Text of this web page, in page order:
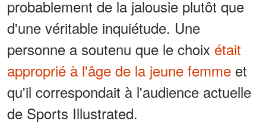
probablement de la jalousie plutôt que
d'une véritable inquiétude. Une
personne a soutenu que le choix était
approprié à l'âge de la jeune femme et
qu'il correspondait à l'audience actuelle
de Sports Illustrated.